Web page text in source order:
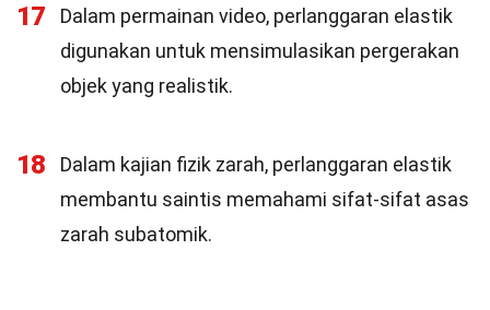
17
Dalam permainan video, perlanggaran elastik
digunakan untuk mensimulasikan pergerakan
objek yang realistik.
18
Dalam kajian fizik zarah, perlanggaran elastik
membantu saintis memahami sifat-sifat asas
zarah subatomik.